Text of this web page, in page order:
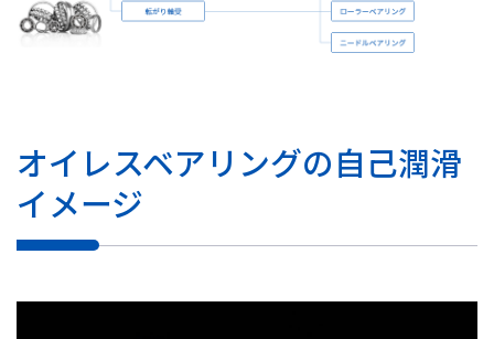
オイレスベアリングの自己潤滑
イメージ